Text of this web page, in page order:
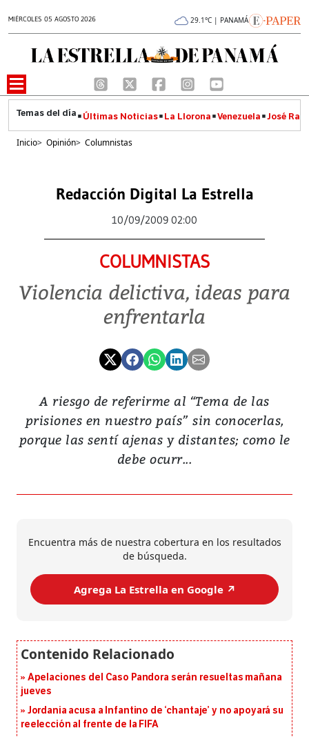
MIÉRCOLES 05 AGOSTO 2026 29.1°C | PANAMÁ
Últimas Noticias La Llorona Venezuela José
Inicio> Opinión> Columnistas
Redacción Digital La Estrella
10/09/2009 02:00
COLUMNISTAS
Violencia delictiva, ideas para
enfrentarla
A riesgo de referirme al “Tema de las
prisiones en nuestro país” sin conocerlas,
porque las sentí ajenas y distantes; como le
debe ocurr...
Encuentra más de nuestra cobertura en los resultados
de búsqueda.
Agrega La Estrella en Google ↗️
Apelaciones del Caso Pandora serán resueltas mañana
jueves
Jordania acusa a Infantino de ‘chantaje’ y no apoyará su
reelección al frente de la FIFA